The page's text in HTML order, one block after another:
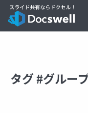
タグ #グルー